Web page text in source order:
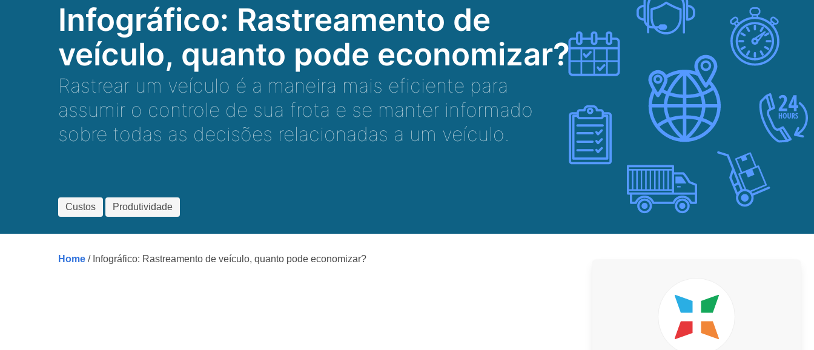
Infográfico: Rastreamento de
veículo, quanto pode economizar?
Rastrear um veículo é a maneira mais eficiente para
assumir o controle de sua frota e se manter informado
sobre todas as decisões relacionadas a um veículo.
Custos Produtividade
Home / Infográfico: Rastreamento de veículo, quanto pode economizar?